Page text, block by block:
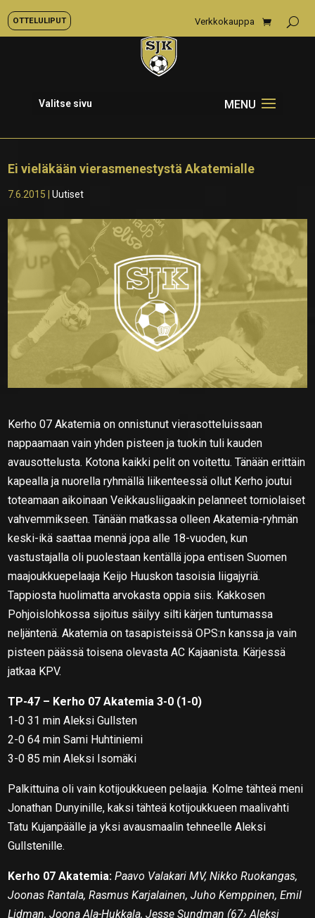
OTTELULIPUT Verkkokauppa
Valitse sivu
Ei vieläkään vierasmenestystä Akatemialle
7.6.2015 |Uutiset
Kerho 07 Akatemia on onnistunut vierasotteluissaan
nappaamaan vain yhden pisteen ja tuokin tuli kauden
avausottelusta. Kotona kaikki pelit on voitettu. Tänään erittäin
kapealla ja nuorella ryhmällä liikenteessä ollut Kerho joutui
toteamaan aikoinaan Veikkausliigaakin pelanneet torniolaiset
vahvemmikseen. Tänään matkassa olleen Akatemia-ryhmän
keski-ikä saattaa mennä jopa alle 18-vuoden, kun
vastustajalla oli puolestaan kentällä jopa entisen Suomen
maajoukkuepelaaja Keijo Huuskon tasoisia liigajyriä.
Tappiosta huolimatta arvokasta oppia siis. Kakkosen
Pohjoislohkossa sijoitus säilyy silti kärjen tuntumassa
neljäntenä. Akatemia on tasapisteissä OPS:n kanssa ja vain
pisteen päässä toisena olevasta AC Kajaanista. Kärjessä
jatkaa KPV.
TP-47 – Kerho 07 Akatemia 3-0 (1-0)
1-0 31 min Aleksi Gullsten
2-0 64 min Sami Huhtiniemi
3-0 85 min Aleksi Isomäki
Palkittuina oli vain kotijoukkueen pelaajia. Kolme tähteä meni
Jonathan Dunyinille, kaksi tähteä kotijoukkueen maalivahti
Tatu Kujanpäälle ja yksi avausmaalin tehneelle Aleksi
Gullstenille.
Kerho 07 Akatemia: Paavo Valakari MV, Nikko Ruokangas,
Joonas Rantala, Rasmus Karjalainen, Juho Kemppinen, Emil
Lidman, Joona Ala-Hukkala, Jesse Sundman (67› Aleksi